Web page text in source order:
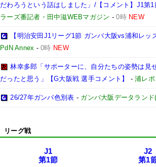
だわろうという話はしました」/【コメント】J1第
ラーズ番記者・田中滋WEBマガジン -0時 NEW
【明治安田J1リーグ1節 ガンバ大阪vs浦和レ
PdN Annex -0時 NEW
林幸多郎「サポーターに、自分たちの姿勢は見
だったと思う」【G大阪戦 選手コメント】
-浦レ
26/27年ガンバ色別表 - ガンバ大阪データラン
リーグ戦
J1
第1節
J2
第1